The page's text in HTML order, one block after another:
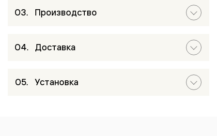
Производство
Доставка
Установка